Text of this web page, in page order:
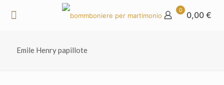
0 0,00 €
Emile Henry papillote